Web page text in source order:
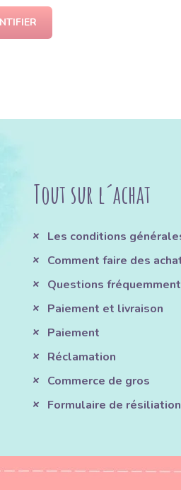
Tout sur l´achat
Les conditions
Comment faire des
Questions
Paiement et livraison
Paiement
Réclamation
Commerce de gros
Formulaire de résiliation